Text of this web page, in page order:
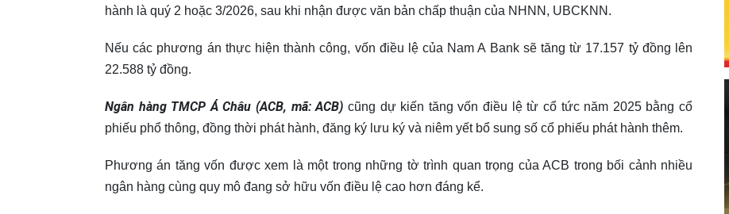
hành là quý 2 hoặc 3/2026, sau khi nhận được văn bản chấp thuận của NHNN, UBCKNN.
Nếu các phương án thực hiện thành công, vốn điều lệ của Nam A Bank sẽ tăng từ 17.157 tỷ đồng lên
22.588 tỷ đồng.
Ngân hàng TMCP Á Châu (ACB, mã: ACB) cũng dự kiến tăng vốn điều lệ từ cổ tức năm 2025 bằng cổ
phiếu phổ thông, đồng thời phát hành, đăng ký lưu ký và niêm yết bổ sung số cổ phiếu phát hành thêm.
Phương án tăng vốn được xem là một trong những tờ trình quan trọng của ACB trong bối cảnh nhiều
ngân hàng cùng quy mô đang sở hữu vốn điều lệ cao hơn đáng kể.